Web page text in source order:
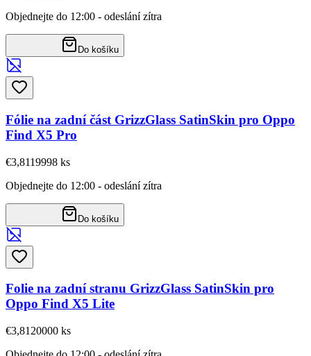
Objednejte do 12:00 - odeslání zítra
Do košíku
Fólie na zadní část GrizzGlass SatinSkin pro Oppo
Find X5 Pro
€3,8119998 ks
Objednejte do 12:00 - odeslání zítra
Do košíku
Folie na zadní stranu GrizzGlass SatinSkin pro
Oppo Find X5 Lite
€3,81 20000 ks